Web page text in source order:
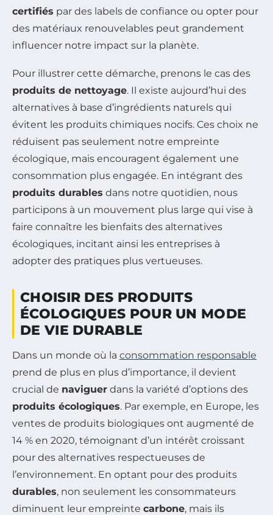
certifiés par des labels de confiance ou opter pour
des matériaux renouvelables peut grandement
influencer notre impact sur la planète.
Pour illustrer cette démarche, prenons le cas des
produits de nettoyage. Il existe aujourd’hui des
alternatives à base d’ingrédients naturels qui
évitent les produits chimiques nocifs. Ces choix ne
réduisent pas seulement notre empreinte
écologique, mais encouragent également une
consommation plus engagée. En intégrant des
produits durables dans notre quotidien, nous
participons à un mouvement plus large qui vise à
faire connaître les bienfaits des alternatives
écologiques, incitant ainsi les entreprises à
adopter des pratiques plus vertueuses.
CHOISIR DES PRODUITS
ÉCOLOGIQUES POUR UN MODE
DE VIE DURABLE
Dans un monde où la consommation responsable
prend de plus en plus d’importance, il devient
crucial de naviguer dans la variété d’options des
produits écologiques. Par exemple, en Europe, les
ventes de produits biologiques ont augmenté de
14 % en 2020, témoignant d’un intérêt croissant
pour des alternatives respectueuses de
l’environnement. En optant pour des produits
durables, non seulement les consommateurs
diminuent leur empreinte carbone, mais ils